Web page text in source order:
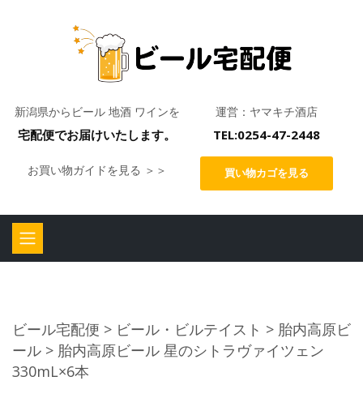
新潟県からビール 地酒 ワインを
宅配便でお届けいたします。
運営：ヤマキチ酒店
TEL:0254-47-2448
お買い物ガイドを見る ＞＞ 買い物カゴを見る
ビール宅配便 > ビール・ビルテイスト > 胎内高原ビ
ール > 胎内高原ビール 星のシトラヴァイツェン
330mL×6本